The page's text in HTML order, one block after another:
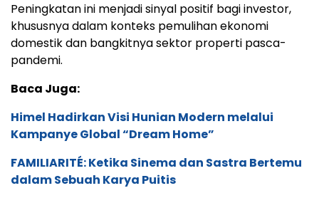
Peningkatan ini menjadi sinyal positif bagi investor,
khususnya dalam konteks pemulihan ekonomi
domestik dan bangkitnya sektor properti pasca-
pandemi.
Baca Juga:
Himel Hadirkan Visi Hunian Modern melalui
Kampanye Global “Dream Home”
FAMILIARITÉ: Ketika Sinema dan Sastra Bertemu
dalam Sebuah Karya Puitis